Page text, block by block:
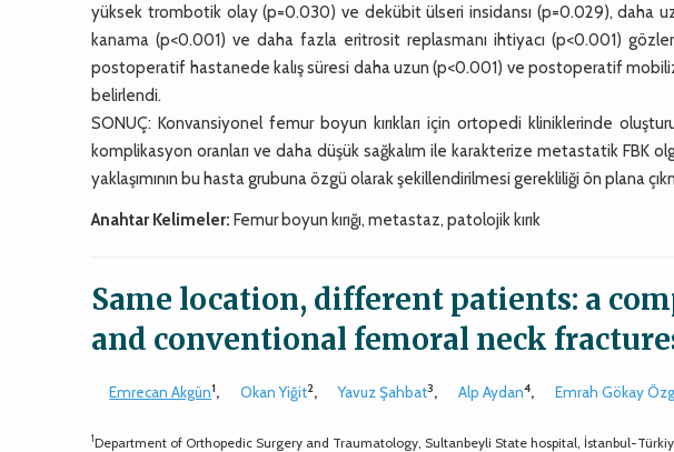
yüksek trombotik olay (p=0.030) ve dekübit ülseri insidansı (p=0.029), daha
kanama (p<0.001) ve daha fazla eritrosit replasmanı ihtiyacı (p<0.001)
postoperatif hastanede kalış süresi daha uzun (p<0.001) ve postoperatif
belirlendi.
SONUÇ: Konvansiyonel femur boyun kırıkları için ortopedi kliniklerinde
komplikasyon oranları ve daha düşük sağkalım ile karakterize metastatik FBK
yaklaşımının bu hasta grubuna özgü olarak şekillendirilmesi gerekliliği ön plana
Anahtar Kelimeler: Femur boyun kırığı, metastaz, patolojik kırık
Same location, different patients: a
and conventional femoral neck
Emrecan Akgün1, Okan Yiğit2, Yavuz Şahbat3, Alp Aydan4, Emrah Gökay
1Department of Orthopedic Surgery and Traumatology, Sultanbeyli State hospital, İstanbul-